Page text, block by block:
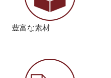
豊富な素材